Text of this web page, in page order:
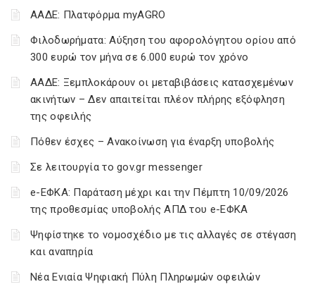
ΑΑΔΕ: Πλατφόρμα myAGRO
Φιλοδωρήματα: Αύξηση του αφορολόγητου ορίου από
300 ευρώ τον μήνα σε 6.000 ευρώ τον χρόνο
ΑΑΔΕ: Ξεμπλοκάρουν οι μεταβιβάσεις κατασχεμένων
ακινήτων – Δεν απαιτείται πλέον πλήρης εξόφληση
της οφειλής
Πόθεν έσχες – Ανακοίνωση για έναρξη υποβολής
Σε λειτουργία το gov.gr messenger
e-ΕΦΚΑ: Παράταση μέχρι και την Πέμπτη 10/09/2026
της προθεσμίας υποβολής ΑΠΔ του e-ΕΦΚΑ
Ψηφίστηκε το νομοσχέδιο με τις αλλαγές σε στέγαση
και αναπηρία
Νέα Ενιαία Ψηφιακή Πύλη Πληρωμών οφειλών